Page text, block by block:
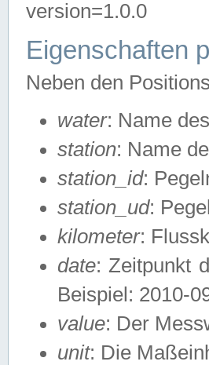
version=1.0.0
Eigenschaften
Neben den
water: Name
station: Name
station_id:
station_ud:
kilometer:
date: Zeitpunkt
Beispiel: 2010-
value: Der
unit: Die